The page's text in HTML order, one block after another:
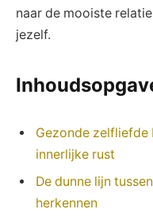
naar de mooiste‍
jezelf.
Gezonde
innerlijke rust
De dunne lijn
herkennen